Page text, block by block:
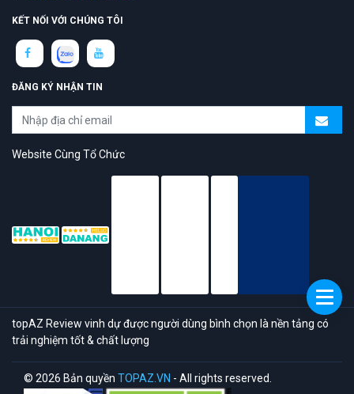
KẾT NỐI VỚI CHÚNG TÔI
ĐĂNG KÝ NHẬN TIN
Website Cùng Tổ Chức
topAZ Review vinh dự được người dùng bình chọn là nền tảng có
trải nghiệm tốt & chất lượng